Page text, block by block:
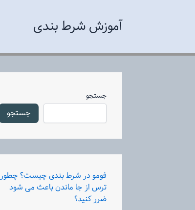
آموزش شرط بندی
جستجو
جستجو
فومو در شرط بندی چیست؟ چطور
ترس از جا ماندن باعث می شود
ضرر کنید؟